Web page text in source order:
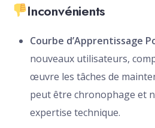
Inconvénients
Courbe d’Apprentissage
nouveaux utilisateurs,
œuvre les tâches de
peut être chronophage et
expertise technique.